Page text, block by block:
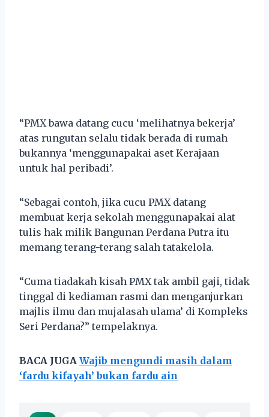
“PMX bawa datang cucu ‘melihatnya bekerja’
atas rungutan selalu tidak berada di rumah
bukannya ‘menggunapakai aset Kerajaan
untuk hal peribadi’.
“Sebagai contoh, jika cucu PMX datang
membuat kerja sekolah menggunapakai alat
tulis hak milik Bangunan Perdana Putra itu
memang terang-terang salah tatakelola.
“Cuma tiadakah kisah PMX tak ambil gaji, tidak
tinggal di kediaman rasmi dan menganjurkan
majlis ilmu dan mujalasah ulama’ di Kompleks
Seri Perdana?” tempelaknya.
BACA JUGA Wajib mengundi masih dalam
‘fardu kifayah’ bukan fardu ain